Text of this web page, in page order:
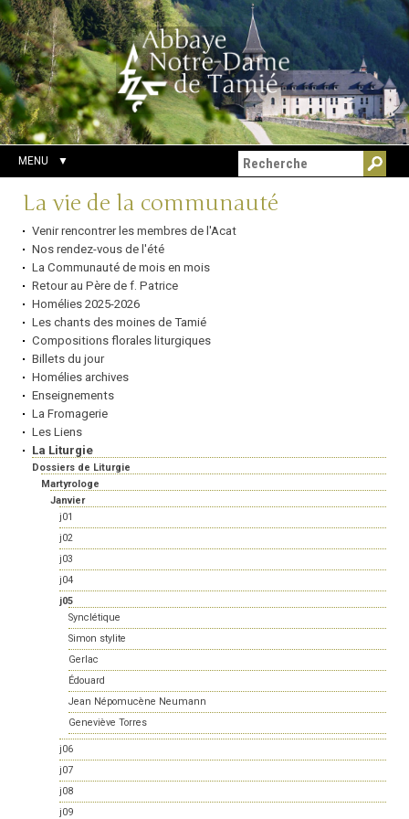
Aller
au
contenu.
|
Aller
à
la
navigation
Outils
personnels
Chercher par
Recherche
avancée…
MENU
Navigation
La vie de la communauté
Venir rencontrer les membres de l'Acat
Nos rendez-vous de l'été
La Communauté de mois en mois
Retour au Père de f. Patrice
Homélies 2025-2026
Les chants des moines de Tamié
Compositions florales liturgiques
Billets du jour
Homélies archives
Enseignements
La Fromagerie
Les Liens
La Liturgie
Dossiers de Liturgie
Martyrologe
Janvier
j01
j02
j03
j04
j05
Synclétique
Simon stylite
Gerlac
Édouard
Jean Népomucène Neumann
Geneviève Torres
j06
j07
j08
j09